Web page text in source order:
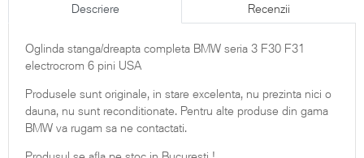
Descriere Recenzii
Oglinda stanga/dreapta completa BMW seria 3 F30 F31
electrocrom 6 pini USA
Produsele sunt originale, in stare excelenta, nu prezinta nici o
dauna, nu sunt reconditionate. Pentru alte produse din gama
BMW va rugam sa ne contactati.